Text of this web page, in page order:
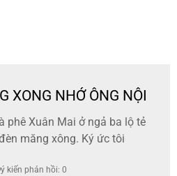
XONG NHỚ ÔNG NỘI
phê Xuân Mai ở ngả ba lộ tẻ
măng xông. Ký ức tôi
ý kiến phản hồi: 0